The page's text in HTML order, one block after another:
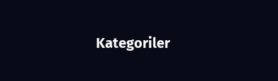
Kategoriler